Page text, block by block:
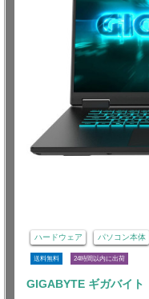
ハードウェア パソコン本体
送料無料 24時間以内に出荷
GIGABYTE ギガバイト